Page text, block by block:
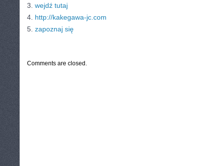
3. wejdź tutaj
4. http://kakegawa-jc.com
5. zapoznaj się
Comments are closed.